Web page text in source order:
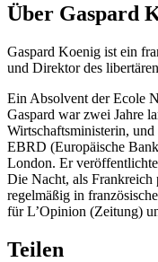
Über Gaspard
Gaspard Koenig ist ein
und Direktor des
Ein Absolvent der Ecole
Gaspard war zwei Jahre
Wirtschaftsministerin, und
EBRD (Europäische
London. Er
Die Nacht, als Frankreich
regelmäßig in
für L’Opinion (Zeitung)
Teilen